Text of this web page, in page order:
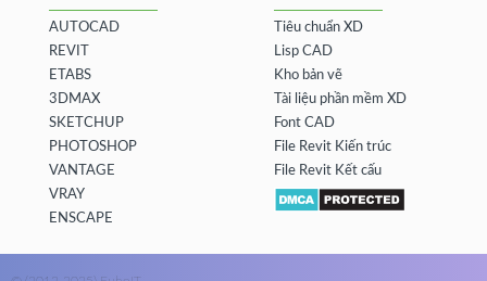
AUTOCAD
REVIT
ETABS
3DMAX
SKETCHUP
PHOTOSHOP
VANTAGE
VRAY
ENSCAPE
Tiêu chuẩn XD
Lisp CAD
Kho bản vẽ
Tài liệu phần mềm XD
Font CAD
File Revit Kiến trúc
File Revit Kết cấu